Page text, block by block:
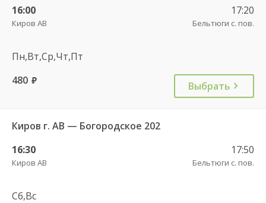
16:00
Киров АВ
17:20
Бельтюги с. пов.
Пн,Вт,Ср,Чт,Пт
480 руб. Выбрать
Киров г. АВ — Богородское 202
16:30
Киров АВ
17:50
Бельтюги с. пов.
Сб,Вс